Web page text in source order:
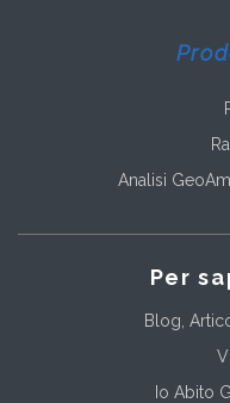
Analisi
Per
Blog,
Io Abito